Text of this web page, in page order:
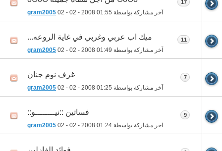
آخر مشاركة بواسطة gram2005 02 - 02 - 2008 01:55
17
ميك اب عربي وغربي في غاية الروعه...
آخر مشاركة بواسطة gram2005 02 - 02 - 2008 01:49
11
غرف نوم جنان
آخر مشاركة بواسطة gram2005 02 - 02 - 2008 01:25
7
فساتين ::نيــــــــو::
آخر مشاركة بواسطة gram2005 02 - 02 - 2008 01:24
9